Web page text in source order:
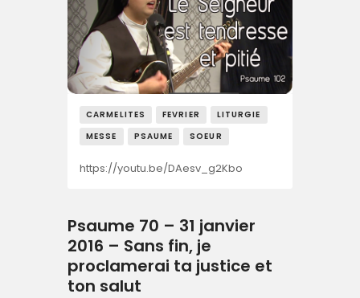
CARMELITES FEVRIER
LITURGIE
MESSE
PSAUME SOEUR
https://youtu.be/DAesv_g2Kbo
Psaume 70 – 31 janvier
2016 – Sans fin, je
proclamerai ta justice et
ton salut